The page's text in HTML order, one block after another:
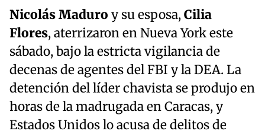
Nicolás Maduro y su esposa,Cilia
Flores, aterrizaron en Nueva York este
sábado, bajo la estricta vigilancia de
decenas de agentes del FBI y la DEA. La
detención del líder chavista se produjo en
horas de la madrugada en Caracas, y
Estados Unidos lo acusa de delitos de